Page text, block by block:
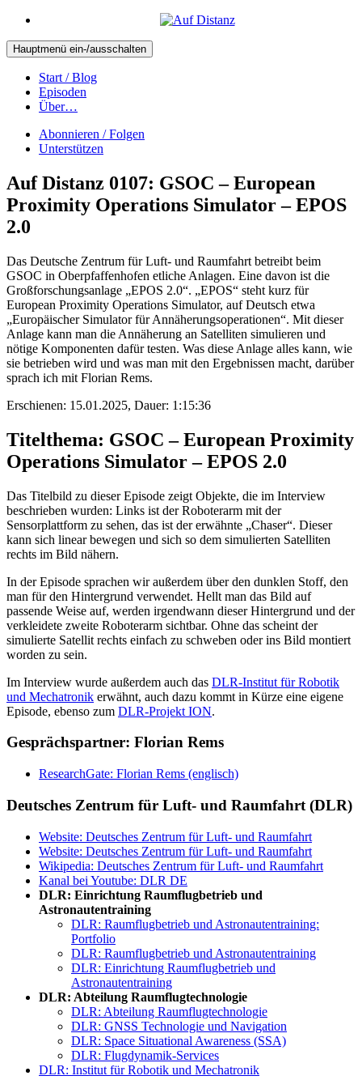
Hauptmenü ein-/ausschalten
Start / Blog
Episoden
Über…
Abonnieren / Folgen
Unterstützen
Auf Distanz 0107: GSOC – European
Proximity Operations Simulator – EPOS
2.0
Das Deutsche Zentrum für Luft- und Raumfahrt betreibt beim
GSOC in Oberpfaffenhofen etliche Anlagen. Eine davon ist die
Großforschungsanlage „EPOS 2.0“. „EPOS“ steht kurz für
European Proximity Operations Simulator, auf Deutsch etwa
„Europäischer Simulator für Annäherungsoperationen“. Mit dieser
Anlage kann man die Annäherung an Satelliten simulieren und
nötige Komponenten dafür testen. Was diese Anlage alles kann, wie
sie betrieben wird und was man mit den Ergebnissen macht, darüber
sprach ich mit Florian Rems.
Erschienen: 15.01.2025, Dauer: 1:15:36
Titelthema: GSOC – European Proximity
Operations Simulator – EPOS 2.0
Das Titelbild zu dieser Episode zeigt Objekte, die im Interview
beschrieben wurden: Links ist der Roboterarm mit der
Sensorplattform zu sehen, das ist der erwähnte „Chaser“. Dieser
kann sich linear bewegen und sich so dem simulierten Satelliten
rechts im Bild nähern.
In der Episode sprachen wir außerdem über den dunklen Stoff, den
man für den Hintergrund verwendet. Hellt man das Bild auf
passende Weise auf, werden irgendwann dieser Hintergrund und der
verkleidete zweite Roboterarm sichtbar. Ohne das scheint der
simulierte Satellit rechts einfach zu schweben oder ins Bild montiert
worden zu sein.
Im Interview wurde außerdem auch das DLR-Institut für Robotik
und Mechatronik erwähnt, auch dazu kommt in Kürze eine eigene
Episode, ebenso zum DLR-Projekt ION.
Gesprächspartner: Florian Rems
ResearchGate: Florian Rems (englisch)
Deutsches Zentrum für Luft- und Raumfahrt (DLR)
Website: Deutsches Zentrum für Luft- und Raumfahrt
Website: Deutsches Zentrum für Luft- und Raumfahrt
Wikipedia: Deutsches Zentrum für Luft- und Raumfahrt
Kanal bei Youtube: DLR DE
DLR: Einrichtung Raumflugbetrieb und
Astronautentraining
DLR: Raumflugbetrieb und Astronautentraining:
Portfolio
DLR: Raumflugbetrieb und Astronautentraining
DLR: Einrichtung Raumflugbetrieb und
Astronautentraining
DLR: Abteilung Raumflugtechnologie
DLR: Abteilung Raumflugtechnologie
DLR: GNSS Technologie und Navigation
DLR: Space Situational Awareness (SSA)
DLR: Flugdynamik-Services
DLR: Institut für Robotik und Mechatronik